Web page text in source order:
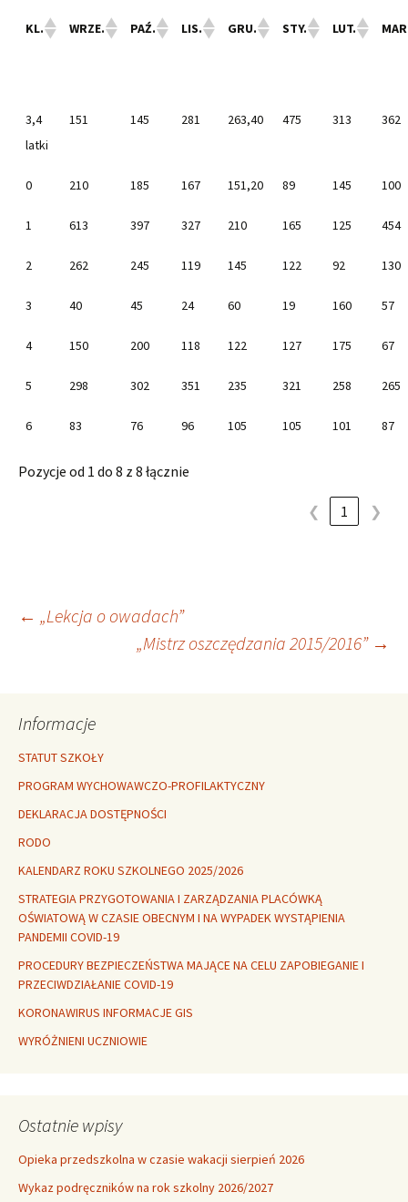
KL. WRZE. PAŹ. LIS. GRU. STY. LUT.
3,4
latki
151 145 281 263,40 475 313 362
0 210 185 167 151,20 89 145 100
1 613 397 327 210 165 125 454
2 262 245 119 145 122 92 130
3 40 45 24 60 19 160 57
4 150 200 118 122 127 175 67
5 298 302 351 235 321 258 265
6 83 76 96 105 105 101 87
Pozycje od 1 do 8 z 8 łącznie
❮ 1 ❯
Nawigacja
← „Lekcja o owadach”
„Mistrz oszczędzania 2015/2016” →
Informacje
STATUT SZKOŁY
PROGRAM WYCHOWAWCZO-PROFILAKTYCZNY
DEKLARACJA DOSTĘPNOŚCI
RODO
KALENDARZ ROKU SZKOLNEGO 2025/2026
STRATEGIA PRZYGOTOWANIA I ZARZĄDZANIA PLACÓWKĄ
OŚWIATOWĄ W CZASIE OBECNYM I NA WYPADEK WYSTĄPIENIA
PANDEMII COVID-19
PROCEDURY BEZPIECZEŃSTWA MAJĄCE NA CELU ZAPOBIEGANIE I
PRZECIWDZIAŁANIE COVID-19
KORONAWIRUS INFORMACJE GIS
WYRÓŻNIENI UCZNIOWIE
Ostatnie wpisy
Opieka przedszkolna w czasie wakacji sierpień 2026
Wykaz podręczników na rok szkolny 2026/2027